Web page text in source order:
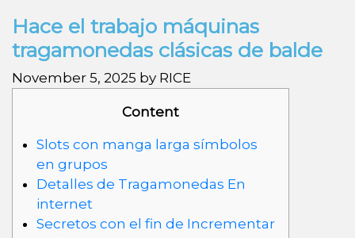
Hace el trabajo máquinas
tragamonedas clásicas de balde
November 5, 2025 by RICE
Content
Slots con manga larga símbolos
en grupos
Detalles de Tragamonedas En
internet
Secretos con el fin de Incrementar